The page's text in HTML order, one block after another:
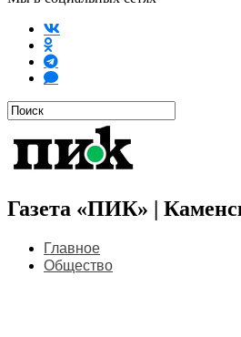
Газета «ПИК» |
Главное
Общество